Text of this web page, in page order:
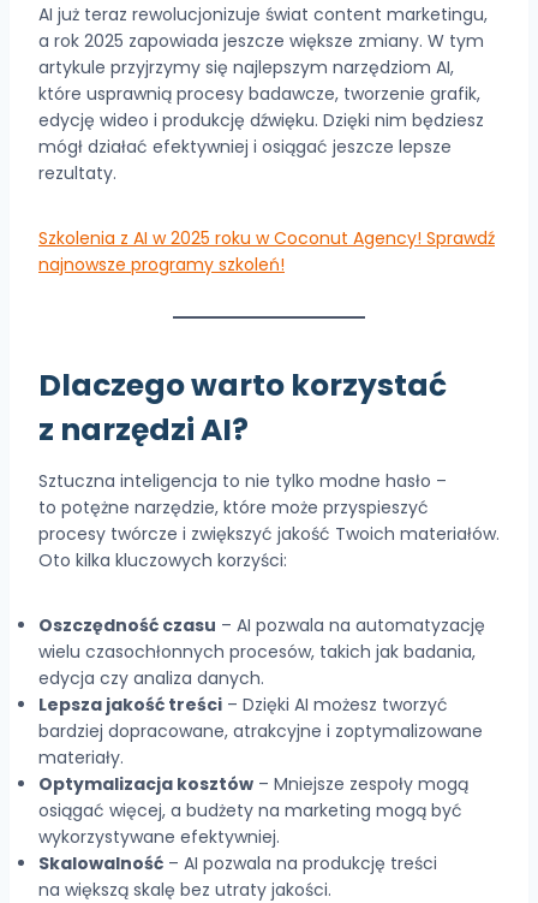
AI już teraz rewolucjonizuje świat content marketingu,
a rok 2025 zapowiada jeszcze większe zmiany. W tym
artykule przyjrzymy się najlepszym narzędziom AI,
które usprawnią procesy badawcze, tworzenie grafik,
edycję wideo i produkcję dźwięku. Dzięki nim będziesz
mógł działać efektywniej i osiągać jeszcze lepsze
rezultaty.
Szkolenia z AI w 2025 roku w Coconut Agency! Sprawdź
najnowsze programy szkoleń!
Dlaczego warto korzystać
z narzędzi AI?
Sztuczna inteligencja to nie tylko modne hasło –
to potężne narzędzie, które może przyspieszyć
procesy twórcze i zwiększyć jakość Twoich materiałów.
Oto kilka kluczowych korzyści:
Oszczędność czasu – AI pozwala na automatyzację
wielu czasochłonnych procesów, takich jak badania,
edycja czy analiza danych.
Lepsza jakość treści – Dzięki AI możesz tworzyć
bardziej dopracowane, atrakcyjne i zoptymalizowane
materiały.
Optymalizacja kosztów – Mniejsze zespoły mogą
osiągać więcej, a budżety na marketing mogą być
wykorzystywane efektywniej.
Skalowalność – AI pozwala na produkcję treści
na większą skalę bez utraty jakości.